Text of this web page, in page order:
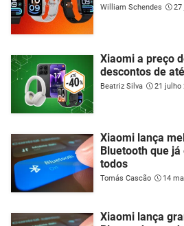
William Schendes 27
Xiaomi a preço
descontos de
Beatriz Silva 21 julho
Xiaomi lança
Bluetooth que
todos
Tomás Cascão 14
Xiaomi lança